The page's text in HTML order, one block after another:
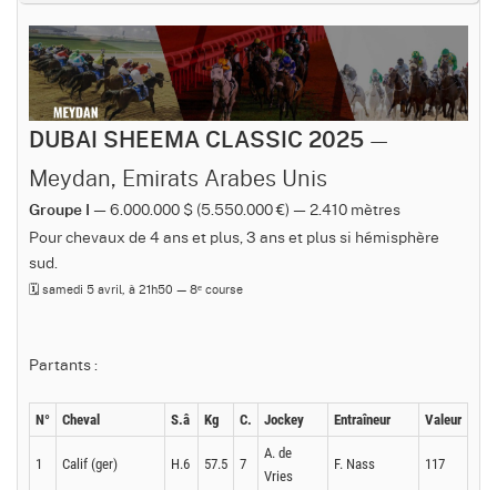
DUBAI SHEEMA CLASSIC 2025 —
Meydan, Emirats Arabes Unis
Groupe I
— 6.000.000 $ (5.550.000 €) — 2.410 mètres
Pour chevaux de 4 ans et plus, 3 ans et plus si hémisphère
sud.
🗓️ samedi 5 avril, à 21h50 — 8ᵉ course
Partants :
N° Cheval S.â Kg C. Jockey Entraîneur Valeur
1 Calif (ger) H.6 57.5 7
A. de
Vries
F. Nass 117